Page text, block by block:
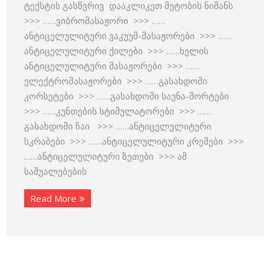
ტექსტის გასწვრივ დააკლიკეთ მეტობის ნიშანს
>>> ……ვიბრომასაჟორი >>> ……
ანტიცელულიტური ვაკუუმ-მასაჟორები >>> ……
ანტიცელულიტური ქილები >>> ……ხელის
ანტიცელულიტური მასაჟორები >>> ……
ელექტრომასაჟორები >>> ……გასახდომი
კორსეტები >>> ……გასახდომი საუნა-შორტები
>>> ……კუნთების სტიმულატორები >>> ……
გასახდომი ჩაი >>> ……ანტიცელულიტური
სკრაბები >>> ……ანტიცელულიტური კრემები >>>
……ანტიცელულიტური ზეთები >>> ამ
საშუალებების
Read More